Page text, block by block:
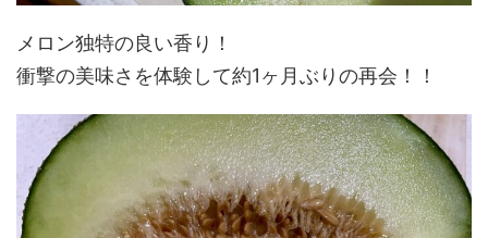
メロン独特の良い香り！
衝撃の美味さを体験して約1ヶ月ぶりの再会！！